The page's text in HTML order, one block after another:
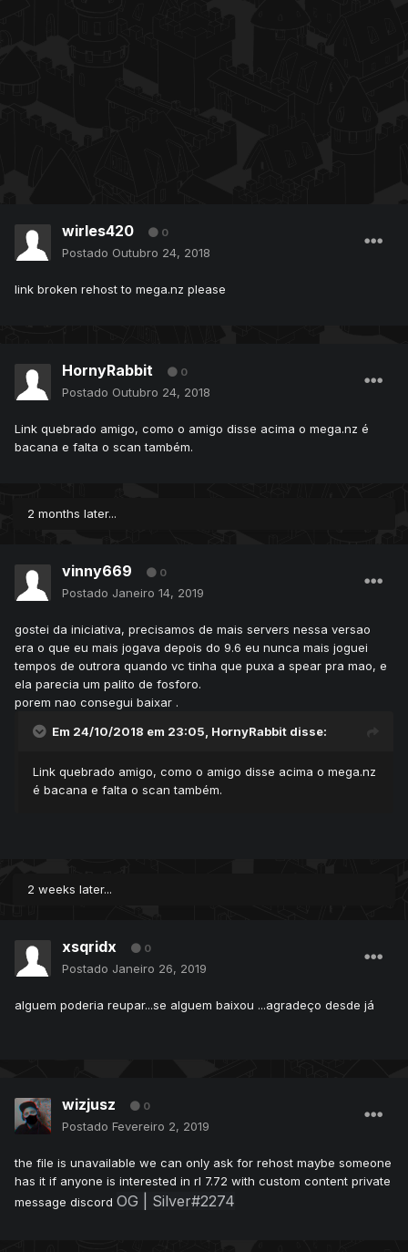
wirles420 0
Postado Outubro 24, 2018
link broken rehost to mega.nz please
HornyRabbit 0
Postado Outubro 24, 2018
Link quebrado amigo, como o amigo disse acima o mega.nz é
bacana e falta o scan também.
2 months later...
vinny669 0
Postado Janeiro 14, 2019
gostei da iniciativa, precisamos de mais servers nessa versao
era o que eu mais jogava depois do 9.6 eu nunca mais joguei
tempos de outrora quando vc tinha que puxa a spear pra mao, e
ela parecia um palito de fosforo.
porem nao consegui baixar .
Em 24/10/2018 em 23:05, HornyRabbit disse:
Link quebrado amigo, como o amigo disse acima o mega.nz
é bacana e falta o scan também.
2 weeks later...
xsqridx 0
Postado Janeiro 26, 2019
alguem poderia reupar...se alguem baixou ...agradeço desde já
wizjusz 0
Postado Fevereiro 2, 2019
the file is unavailable we can only ask for rehost maybe someone
has it if anyone is interested in rl 7.72 with custom content private
message discord OG | Silver#2274